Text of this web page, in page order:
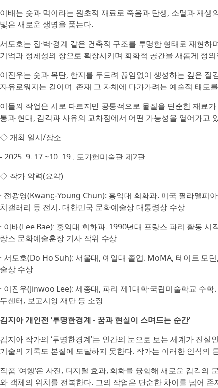
이배는 숯과 먹이라는 원초적 재료로 죽음과 탄생, 소멸과 재
빛은 새로운 생명을 품는다.
서도호는 집·벽·경계 같은 건축적 구조를 투명한 형태로 재현
기억과 정체성의 장으로 확장시키며 회화적 공간을 새롭게 정
이진우는 숯과 목탄, 한지를 두드려 끊임없이 생성하는 깊은
자유로워지는 길이며, 존재 그 자체에 다가가려는 예술적 태도
이들의 작업은 서로 다르지만 공통적으로 물질을 단순한 재료
통과 현대, 감각과 사유의 교차점에서 어떤 가능성을 열어가고
◇ 개최 일시/장소
- 2025. 9. 17.~10. 19., 도가헌미술관 제2관
◇ 작가 약력(요약)
· 전광영(Kwang-Young Chun): 홍익대 회화과. 미국 필라델피
치갤러리 등 전시. 대한민국 문화예술상 대통령상 수상
· 이배(Lee Bae): 홍익대 회화과. 1990년대 프랑스 파리 활동
랑스 문화예술훈장 기사 작위 수상
· 서도호(Do Ho Suh): 서울대, 예일대 졸업. MoMA, 테이트 모
술상 수상
· 이진우(Jinwoo Lee): 세종대, 파리 제1대학·국립미술학교 수
두센터, 보고시앙 재단 등 소장
김지아 개인전 ‘투명한경계 - 꿈과 현실이 스며드는 순간’
김지아 작가의 ‘투명한경계’는 인간의 눈으로 보는 세계가 진
기술의 기록도 본질에 도달하지 못한다. 작가는 이러한 인식의
작품 ‘여행’은 사진, 디지털 효과, 회화를 융합해 새로운 감각의
와 객체의 위치를 전복한다. 그의 작업은 단순한 차이를 넘어